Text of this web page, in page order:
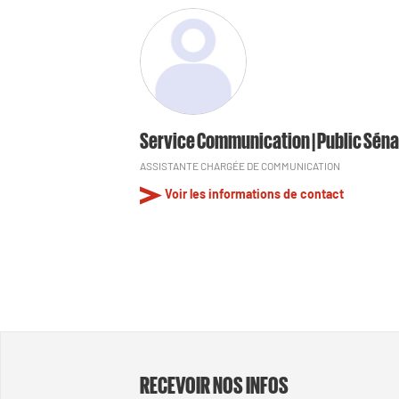
Service Communication | Public
ASSISTANTE CHARGÉE DE COMMUNICATION
Voir les informations de contact
RECEVOIR NOS INFOS